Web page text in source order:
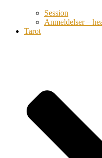
Session
Anmeldelser –
Tarot